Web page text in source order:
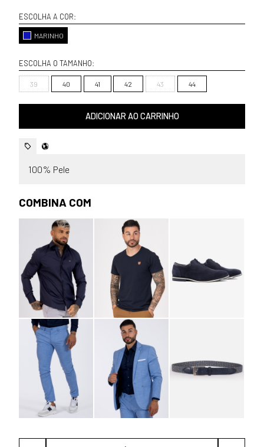
ESCOLHA A COR:
MARINHO
ESCOLHA O TAMANHO:
39 40 41 42 43 44
ADICIONAR AO CARRINHO
100% Pele
COMBINA COM